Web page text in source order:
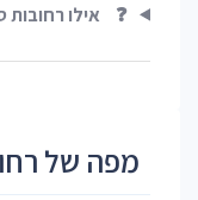
❓ אילו רחובות
מפה של רחוב א